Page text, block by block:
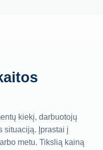
kiekį, darbuotojų
situaciją. Įprastai į
metu. Tikslią kainą